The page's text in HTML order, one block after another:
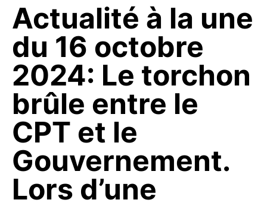
Actualité à la une
du 16 octobre
2024: Le torchon
brûle entre le
CPT et le
Gouvernement.
Lors d’une